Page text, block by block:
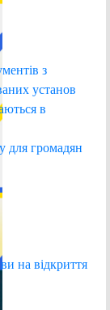
з
установ
в
для громадян
на відкриття